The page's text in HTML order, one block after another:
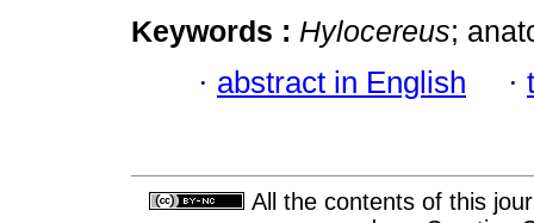
Keywords : Hylocereus;
· abstract in English ·
All the contents of this